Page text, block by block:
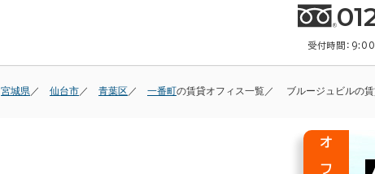
受付時間：
宮城県 仙台市 青葉区 一番町の賃貸オフィス一覧 ブルージュビルの